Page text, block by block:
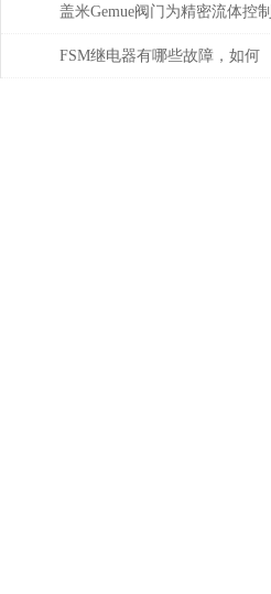
盖米Gemue阀门为精密流体控制
提供高效解决方案
FSM继电器有哪些故障，如何